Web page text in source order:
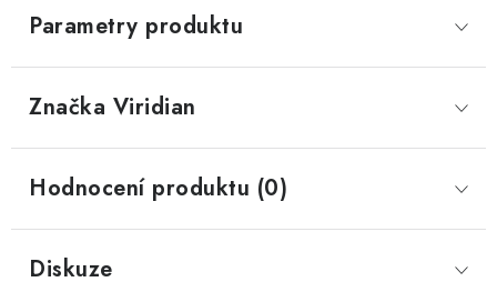
Parametry produktu
Značka Viridian
Hodnocení produktu (0)
Diskuze